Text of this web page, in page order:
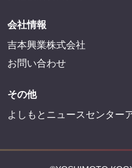
会社情報
吉本興業株式会社
お問い合わせ
その他
よしもとニュースセンター